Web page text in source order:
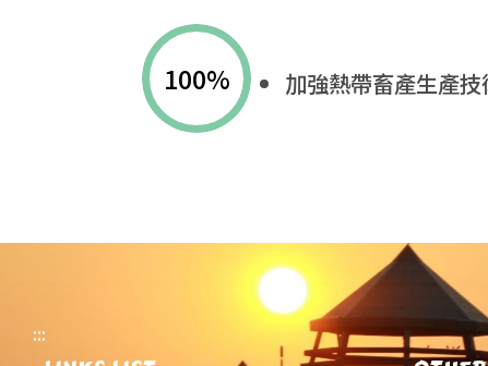
100% 加強熱帶畜產生產技
:::